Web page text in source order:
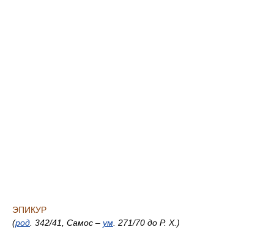
ЭПИКУР
(род . 342/41, Самос – ум . 271/70 до Р. X.)